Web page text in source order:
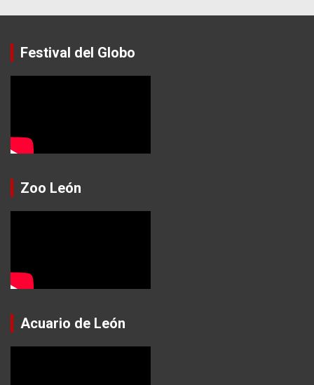
Festival del Globo
Zoo León
Acuario de León